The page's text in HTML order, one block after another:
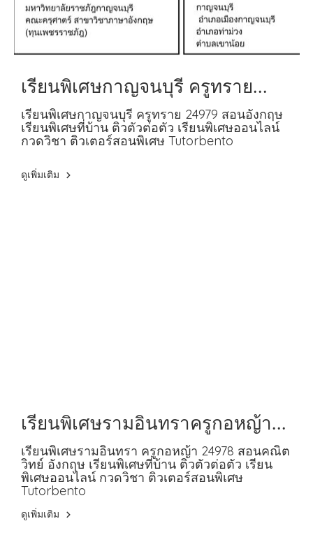
เรียนพิเศษกาญจนบุรี ครูทราย
24979 สอนอังกฤษ
เรียนพิเศษกาญจนบุรี ครูทราย 24979 สอนอังกฤษ
เรียนพิเศษที่บ้าน ติวตัวต่อตัว เรียนพิเศษออนไลน์
กวดวิชา ติวเตอร์สอนพิเศษ Tutorbento
ดูเพิ่มเติม
เรียนพิเศษรามอินทราครูกอหญ้า
24978 สอนคณิต วิทย์ อังกฤษ
เรียนพิเศษรามอินทรา ครูกอหญ้า 24978 สอนคณิต
วิทย์ อังกฤษ เรียนพิเศษที่บ้าน ติวตัวต่อตัว เรียน
พิเศษออนไลน์ กวดวิชา ติวเตอร์สอนพิเศษ
Tutorbento
ดูเพิ่มเติม